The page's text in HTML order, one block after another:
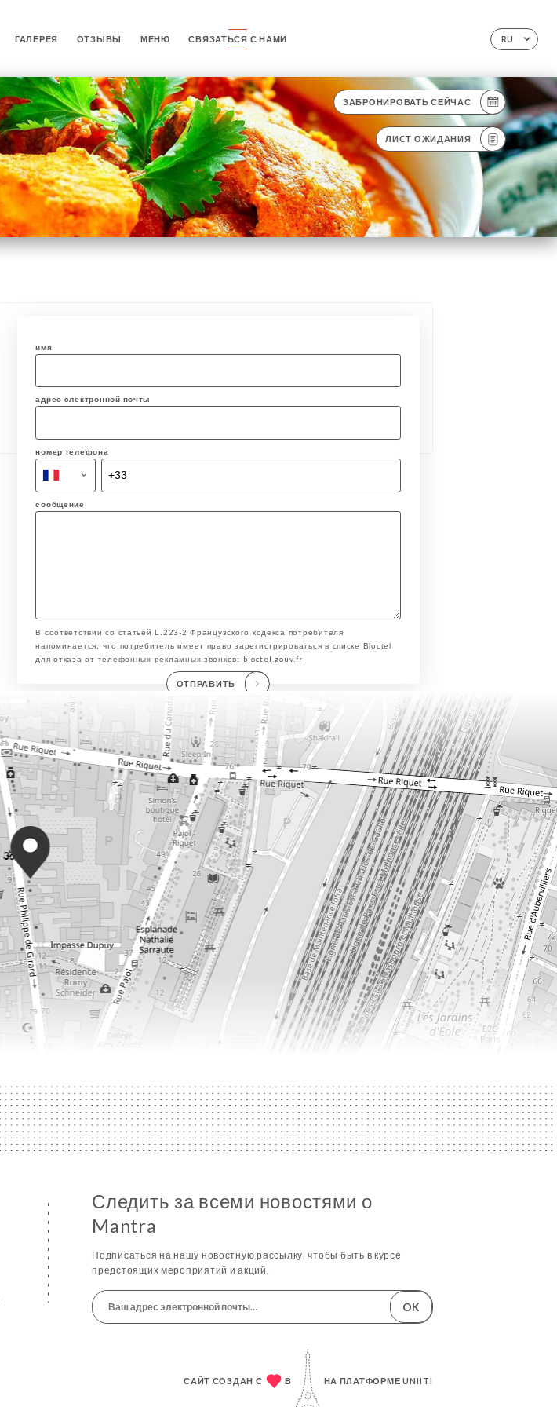
RU
ГАЛЕРЕЯ ОТЗЫВЫ МЕНЮ СВЯЗАТЬСЯ С НАМИ
ЗАБРОНИРОВАТЬ СЕЙЧАС
ЛИСТ ОЖИДАНИЯ
имя
адрес электронной почты
номер телефона
сообщение
В соответствии со статьей L.223-2 Французского кодекса потребителя
напоминается, что потребитель имеет право зарегистрироваться в списке Bloctel
для отказа от телефонных рекламных звонков:
bloctel.gouv.fr
ОТПРАВИТЬ
Следить за всеми новостями о
Mantra
Подписаться на нашу новостную рассылку, чтобы быть в курсе
предстоящих мероприятий и акций.
OK
САЙТ СОЗДАН С В НА ПЛАТФОРМЕUNIITI